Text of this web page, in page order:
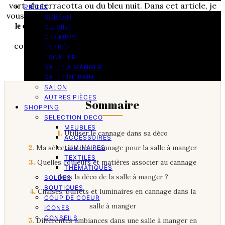
PIÈCES
BUREAU
CUISINE
CHAMBRE
ENTRÉE
ESCALIER
SALLE À MANGER
SALLE DE BAIN
SALON
AUTRES PIÈCES
SHOPPING
SELECTION DECO
MEUBLES
ACCESSOIRES
LUMINAIRES
TEXTILES
THÉMATIQUES
SOLDES
BOUTIQUES
COUP DE COEUR
ICONES
CONSEILS
vert, du terracotta ou du bleu nuit. Dans cet article, je
vous propose de découvrir différentes façons d’
le cannage dans votre salle à manger
privilégier et les éléments déco à choisir pour
composer un espace raffiné, vivant et facile à vivre.
Sommaire
1. Utiliser le cannage dans sa déco
2. Ma sélection déco cannage pour la salle à manger
3. Quelles couleurs et matières associer au cannage
dans la déco de la salle à manger ?
4.Chaises, buffets et luminaires en cannage dans la
salle à manger
5.Différentes ambiances dans une salle à manger en